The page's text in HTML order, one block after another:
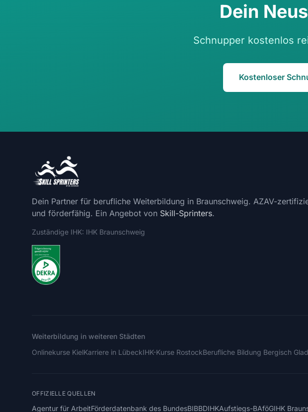
Dein
Schnupper kostenlos
Kostenloser
Dein Partner für berufliche Weiterbildung in Braunschweig. AZAV-
und förderfähig. Ein Angebot von Skill-Sprinters.
Zuständige IHK: IHK Braunschweig
Weiterbildung in weiteren Städten
Onlinekurse KielKarriere in LübeckIHK-Kurse RostockBerufliche Bildung Bergisch
OFFIZIELLE QUELLEN
Agentur für ArbeitFörderdatenbank des BundesBIBBDIHKAufstiegs-BAföGIHK